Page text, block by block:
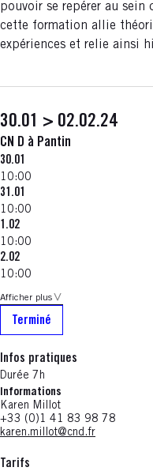
pouvoir se repérer au sein
cette formation allie
expériences et relie ainsi
30.01 > 02.02.24
CN D à Pantin
30.01
10:00
31.01
10:00
1.02
10:00
2.02
10:00
Afficher plus
Terminé
Infos pratiques
Durée 7h
Informations
Karen Millot
+33 (0)1 41 83 98 78
karen.millot@cnd.fr
Tarifs